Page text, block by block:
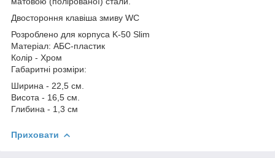
Двостороння клавіша змиву WC
Розроблено для корпуса K-50 Slim
Матеріал: АБС-пластик
Колір - Хром
Габаритні розміри:
Ширина - 22,5 см.
Висота - 16,5 см.
Глибина - 1,3 см
Приховати